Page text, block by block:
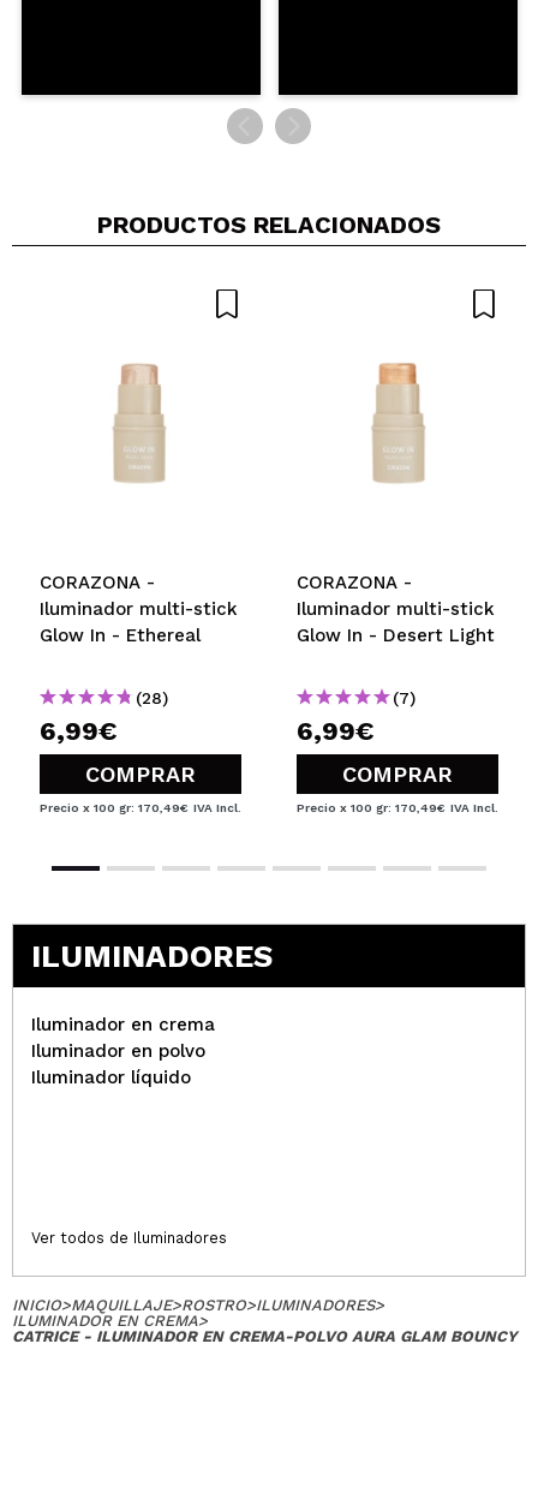
PRODUCTOS RELACIONADOS
CORAZONA -
Iluminador multi-stick
Glow In - Ethereal
(28)
6,99€
COMPRAR
Precio x 100 gr: 170,49€ IVA Incl.
CORAZONA -
Iluminador multi-stick
Glow In - Desert Light
(7)
6,99€
COMPRAR
Precio x 100 gr: 170,49€ IVA Incl.
ILUMINADORES
Iluminador en crema
Iluminador en polvo
Iluminador líquido
Ver todos de Iluminadores
INICIO>MAQUILLAJE>ROSTRO>ILUMINADORES>
ILUMINADOR EN CREMA>
CATRICE - ILUMINADOR EN CREMA-POLVO AURA GLAM BOUNCY